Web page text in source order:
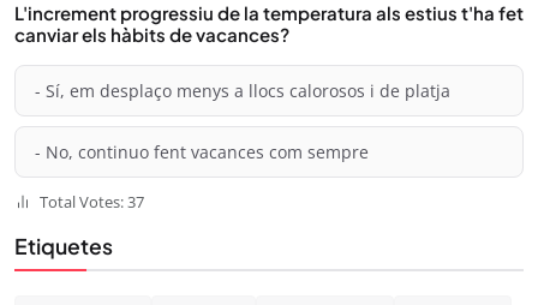
L'increment progressiu de la temperatura als estius t'ha fet
canviar els hàbits de vacances?
- Sí, em desplaço menys a llocs calorosos i de platja
- No, continuo fent vacances com sempre
Total Votes: 37
Etiquetes